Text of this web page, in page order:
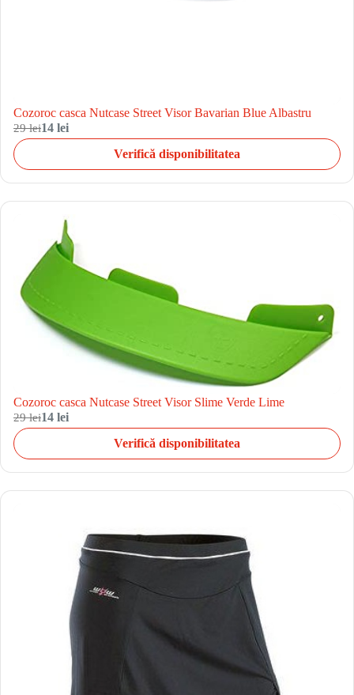
Cozoroc casca Nutcase Street Visor Bavarian Blue Albastru
29 lei14 lei
Verifică disponibilitatea
Cozoroc casca Nutcase Street Visor Slime Verde Lime
29 lei14 lei
Verifică disponibilitatea